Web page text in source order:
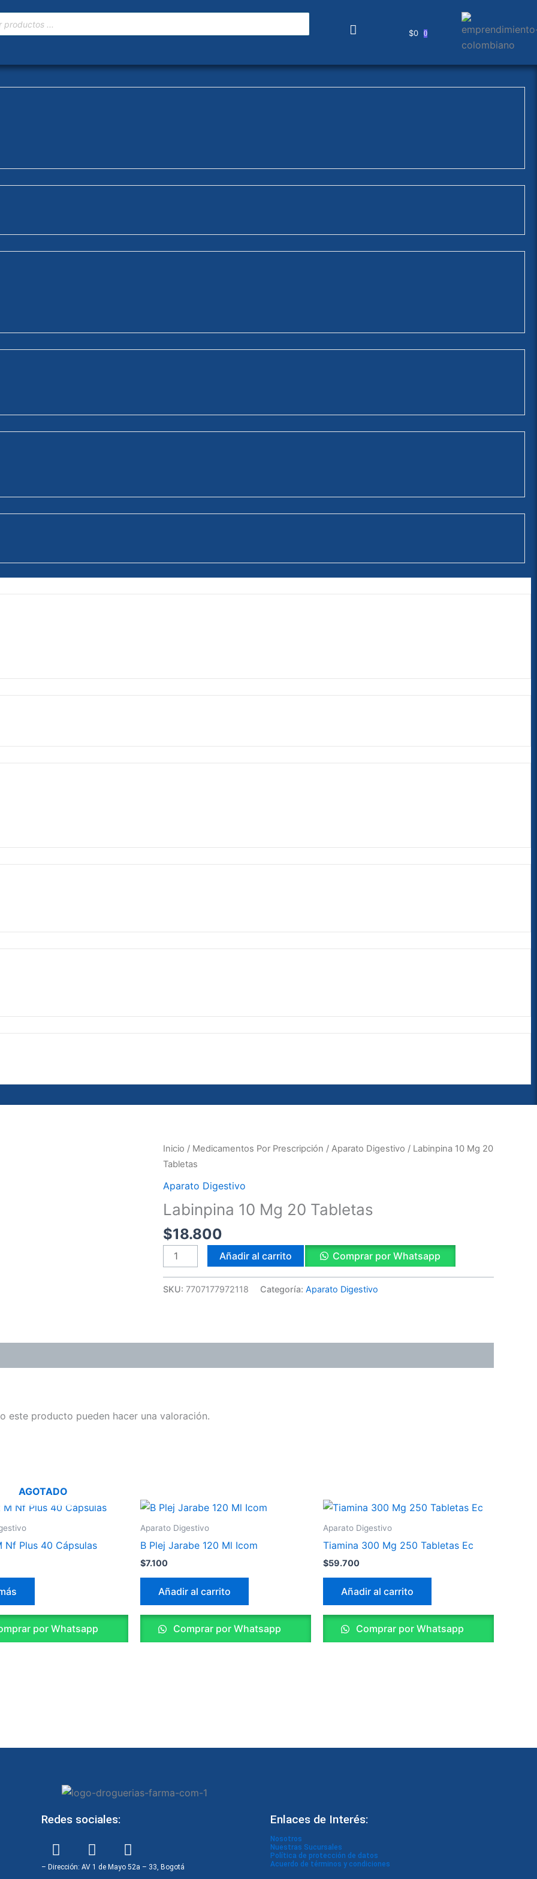
$0 0
Inicio / Medicamentos Por Prescripción / Aparato Digestivo / Labinpina 10 Mg 20
Tabletas
Aparato Digestivo
Labinpina 10 Mg 20 Tabletas
$18.800
Labinpina
10
Mg
20
Tabletas
cantidad
Añadir al carrito Comprar por Whatsapp
SKU: 7707177972118 Categoría: Aparato Digestivo
este producto pueden hacer una valoración.
AGOTADO
Nf Plus 40 Cápsulas
por Whatsapp
Aparato Digestivo
B Plej Jarabe 120 Ml Icom
$7.100
Añadir al carrito
Comprar por Whatsapp
Aparato Digestivo
Tiamina 300 Mg 250 Tabletas Ec
$59.700
Añadir al carrito
Comprar por Whatsapp
Redes sociales:
F
a
c
I
n
s
W
h
a
– Dirección: AV 1 de Mayo 52a – 33, Bogotá
Enlaces de Interés:
Nosotros
Nuestras Sucursales
Política de protección de datos
Acuerdo de términos y condiciones